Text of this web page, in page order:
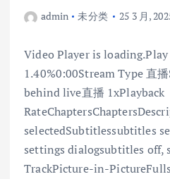
admin 未分类 25 3 月,
Video Player is
1.40%0:00Stream Type 直
behind live直播 1xPlayback
selectedSubtitlessubtitles
settings dialogsubtitles off,
TrackPicture-in-